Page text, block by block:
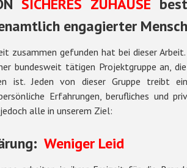
engagierter
zusammen gefunden hat bei dieser
bundesweit tätigen Projektgruppe an,
ist. Jeden von dieser Gruppe treibt
Erfahrungen, berufliches und
alle in unserem Ziel:
Weniger Leid